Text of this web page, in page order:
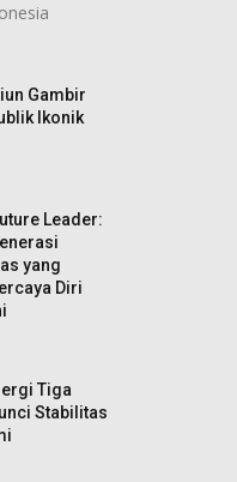
Gambir
Ikonik
Leader:
yang
Diri
Tiga
Stabilitas